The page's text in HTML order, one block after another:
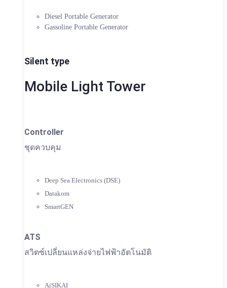
Diesel Portable Generator
Gassoline Portable Generator
Silent type
Mobile Light Tower
Controller
ชุดควบคุม
Deep Sea Electronics (DSE)
Datakom
SmartGEN
ATS
สวิตซ์เปลี่ยนแหล่งจ่ายไฟฟ้าอัตโนมัติ
AiSIKAI